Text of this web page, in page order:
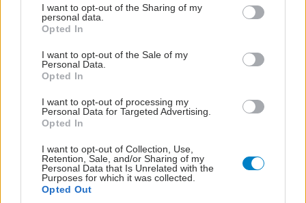
not limited to your visit or usage behaviour. You may click to
grant or deny consent to Google and its third-party tags to
use your data for below specified purposes in below Google
consent section.
I want to opt-out of the Sharing of my
personal data.
Opted In
I want to opt-out of the Sale of my
Personal Data.
Opted In
I want to opt-out of processing my
Personal Data for Targeted Advertising.
Opted In
I want to opt-out of Collection, Use,
Retention, Sale, and/or Sharing of my
Personal Data that Is Unrelated with the
Purposes for which it was collected.
Opted Out